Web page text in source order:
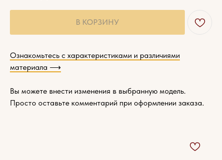
В КОРЗИНУ
Ознакомьтесь с характеристиками и различиями
материала ⟶
Вы можете внести изменения в выбранную модель.
Просто оставьте комментарий при оформлении заказа.